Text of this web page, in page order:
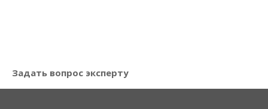
Задать вопрос эксперту